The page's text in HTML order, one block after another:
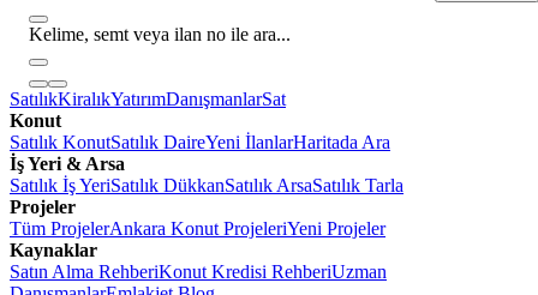
Kelime, semt veya ilan no ile ara...
SatılıkKiralıkYatırımDanışmanlarSat
Konut
Satılık KonutSatılık DaireYeni İlanlarHaritada Ara
İş Yeri & Arsa
Satılık İş YeriSatılık DükkanSatılık ArsaSatılık Tarla
Projeler
Tüm ProjelerAnkara Konut ProjeleriYeni Projeler
Kaynaklar
Satın Alma RehberiKonut Kredisi RehberiUzman